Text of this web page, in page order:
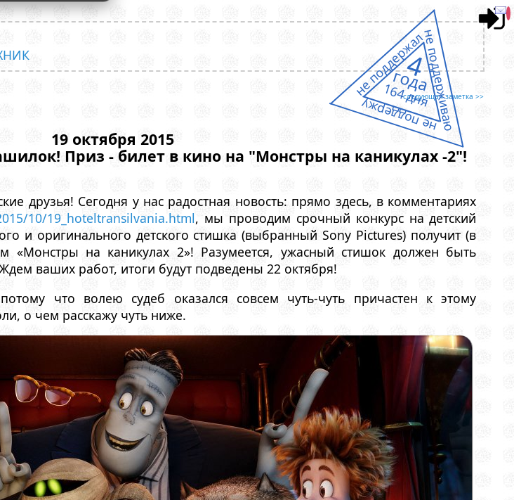
следующая заметка >>
19 октября 2015
Приз - билет в кино на "Монстры на каникулах -2"!
друзья! Сегодня у нас радостная новость: прямо здесь, в комментариях
10/19_hoteltransilvania.html, мы проводим срочный конкурс на детский
и оригинального детского стишка (выбранный Sony Pictures) получит (в
«Монстры на каникулах 2»! Разумеется, ужасный стишок должен быть
ваших работ, итоги будут подведены 22 октября!
что волею судеб оказался совсем чуть-чуть причастен к этому
о чем расскажу чуть ниже.
не поддержалне поддерживаю
не поддержу
4
года
164 дня